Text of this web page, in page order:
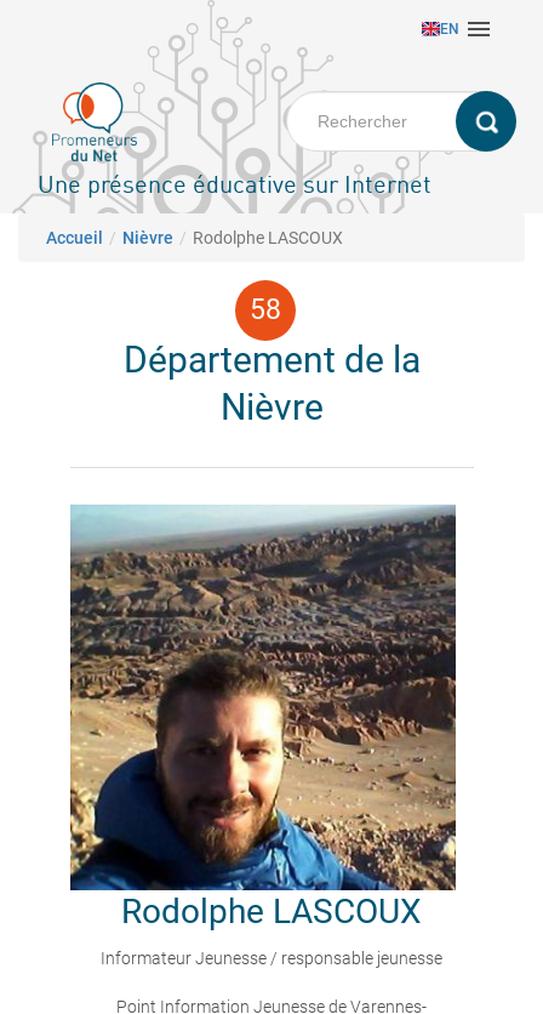
principal
EN 
Une présence éducative sur Internet
Fil d'Ariane
Accueil Nièvre Rodolphe LASCOUX
Département de la
Nièvre
Rodolphe LASCOUX
Informateur Jeunesse / responsable jeunesse
Point Information Jeunesse de Varennes-